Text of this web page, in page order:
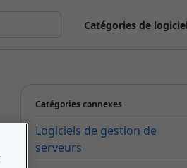
Catégories de
Catégories connexes
Logiciels de gestion de
serveurs